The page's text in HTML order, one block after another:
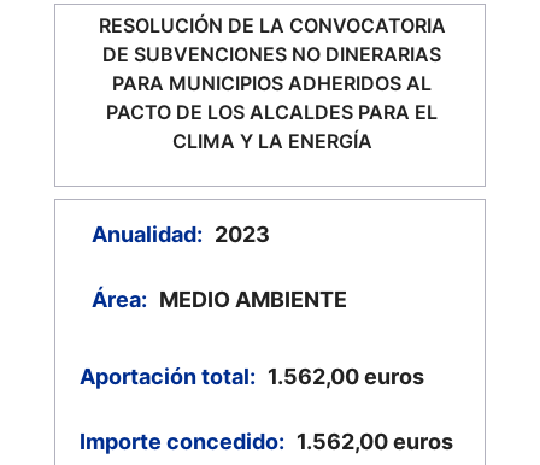
RESOLUCIÓN DE LA CONVOCATORIA
DE SUBVENCIONES NO DINERARIAS
PARA MUNICIPIOS ADHERIDOS AL
PACTO DE LOS ALCALDES PARA EL
CLIMA Y LA ENERGÍA
Anualidad: 2023
Área: MEDIO AMBIENTE
Aportación total: 1.562,00 euros
Importe concedido: 1.562,00 euros